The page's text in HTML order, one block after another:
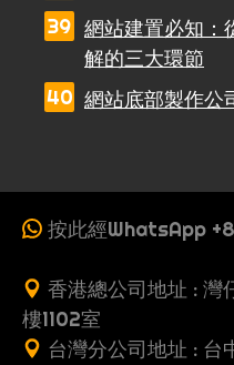
網站建置必知：
解的三大環節
網站底部製作公
按此經WhatsApp
香港總公司地址 : 灣
樓1102室
台灣分公司地址 : 台